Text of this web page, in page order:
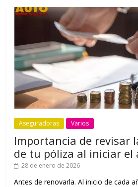
Aseguradoras Varios
Importancia de revisar
de tu póliza al iniciar el
28 de enero de 2026
Antes de renovarla. Al inicio de cada